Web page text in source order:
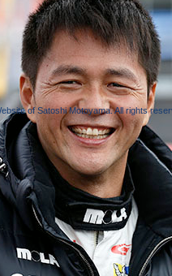
of Satoshi Motoyama. All rights